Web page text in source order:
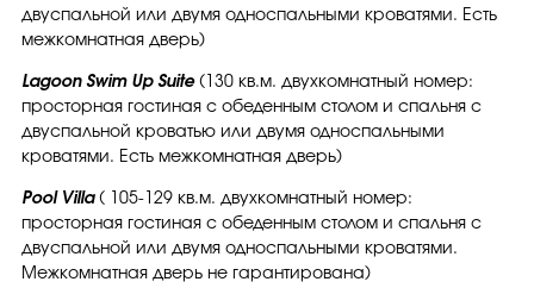
двуспальной или двумя односпальными кроватями. Есть
межкомнатная дверь)
Lagoon Swim Up Suite(130 кв.м. двухкомнатный номер:
просторная гостиная с обеденным столом и спальня с
двуспальной кроватью или двумя односпальными
кроватями. Есть межкомнатная дверь)
Pool Villa( 105-129 кв.м. двухкомнатный номер:
просторная гостиная с обеденным столом и спальня с
двуспальной или двумя односпальными кроватями.
Межкомнатная дверь не гарантирована)